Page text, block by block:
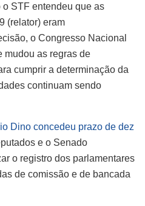
STF entendeu que as
(relator) eram
o Congresso Nacional
mudou as regras de
cumprir a determinação da
continuam sendo
Dino concedeu prazo de dez
e o Senado
o registro dos parlamentares
de comissão e de bancada